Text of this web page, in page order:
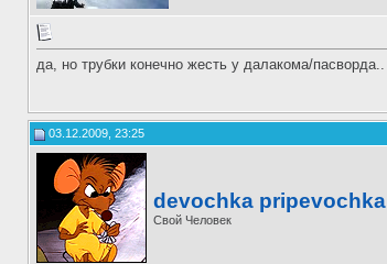
да, но трубки конечно жесть у далакома/пасворда..
03.12.2009, 23:25
devochka pripevochka
Свой Человек